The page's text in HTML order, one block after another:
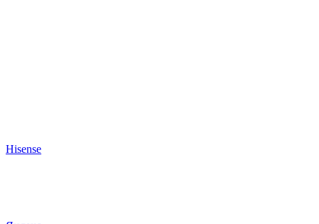
Hisense